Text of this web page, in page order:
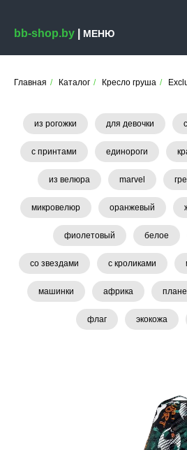
bb-shop.by МЕНЮ
Главная / Каталог / Кресло груша /
из рогожки для девочки
с принтами единороги
из велюра marvel
микровелюр оранжевый
фиолетовый белое
со звездами с кроликами
машинки африка
флаг экокожа